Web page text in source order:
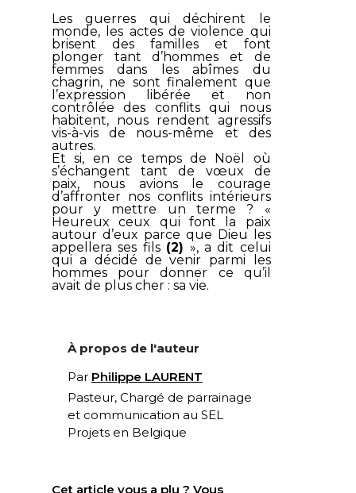
Les guerres qui déchirent le
monde, les actes de violence qui
brisent des familles et font
plonger tant d’hommes et de
femmes dans les abîmes du
chagrin, ne sont finalement que
l’expression libérée et non
contrôlée des conflits qui nous
habitent, nous rendent agressifs
vis-à-vis de nous-même et des
autres.
Et si, en ce temps de Noël où
s’échangent tant de vœux de
paix, nous avions le courage
d’affronter nos conflits intérieurs
pour y mettre un terme ? «
Heureux ceux qui font la paix
autour d’eux parce que Dieu les
appellera ses fils (2) », a dit celui
qui a décidé de venir parmi les
hommes pour donner ce qu’il
avait de plus cher : sa vie.
À propos de l'auteur
Par Philippe LAURENT
Pasteur, Chargé de parrainage
et communication au SEL
Projetsen Belgique
Cet article vous a plu ? Vous